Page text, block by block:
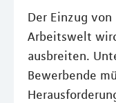
Der Einzug
Arbeitswelt
ausbreiten.
Bewerbende